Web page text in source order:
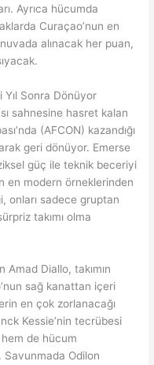
Ayrıca hücumda
Curaçao’nun en
alınacak her puan,
Sonra Dönüyor
sahnesine hasret kalan
(AFCON) kazandığı
geri dönüyor. Emerse
güç ile teknik beceriyi
en modern örneklerinden
onları sadece gruptan
takımı olma
Diallo, takımın
sağ kanattan içeri
en çok zorlanacağı
Kessie’nin tecrübesi
de hücum
Savunmada Odilon